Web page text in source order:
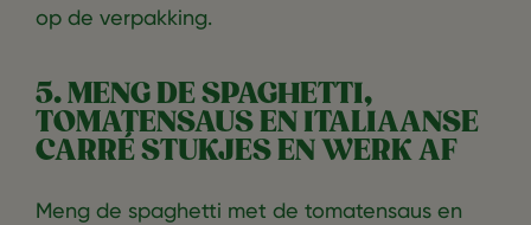
op de verpakking.
5. MENG DE SPAGHETTI,
TOMATENSAUS EN ITALIAANSE
CARRÉ STUKJES EN WERK AF
Meng de spaghetti met de tomatensaus en